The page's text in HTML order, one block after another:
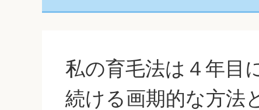
私の育毛法は４年目
続ける画期的な方法